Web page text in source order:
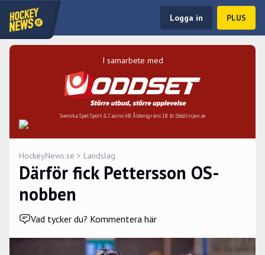
Logga in PLUS
I samarbete med
Svenska Spel Sport & Casino AB. Åldersgräns 18 år. Stödlinjen.se
HockeyNews.se > Landslag
Därför fick Pettersson OS-
nobben
Vad tycker du? Kommentera här